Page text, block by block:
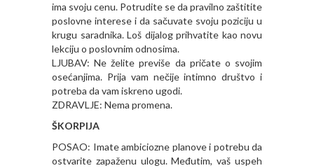
ima svoju cenu. Potrudite se da pravilno zaštitite
poslovne interese i da sačuvate svoju poziciju u
krugu saradnika. Loš dijalog prihvatite kao novu
lekciju o poslovnim odnosima.
LJUBAV: Ne želite previše da pričate o svojim
osećanjima. Prija vam nečije intimno društvo i
potreba da vam iskreno ugodi.
ZDRAVLJE: Nema promena.
ŠKORPIJA
POSAO: Imate ambiciozne planove i potrebu da
ostvarite zapaženu ulogu. Međutim, vaš uspeh